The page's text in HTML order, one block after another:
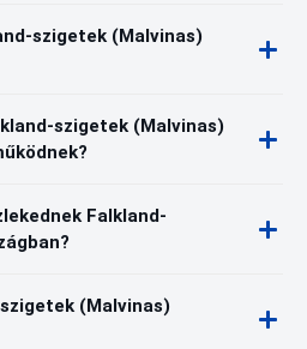
szigetek (Malvinas)
szigetek (Malvinas)
Falkland-
(Malvinas)